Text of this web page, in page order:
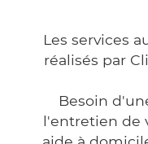
Les services
réalisés par
Besoin
l'entretien de